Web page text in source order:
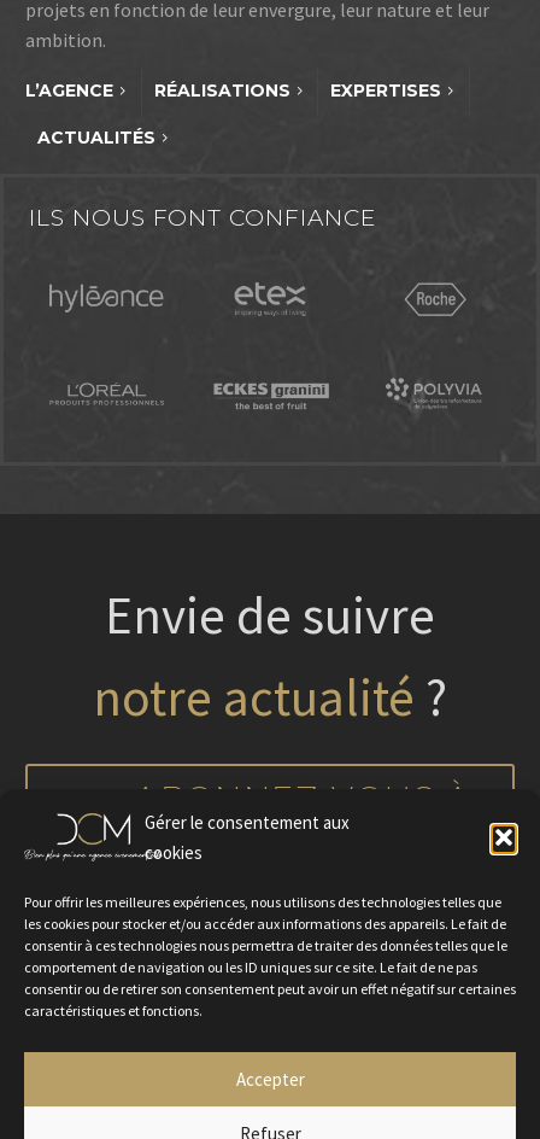
Gérer le consentement aux
cookies
Pour offrir les meilleures expériences, nous utilisons des technologies telles que
les cookies pour stocker et/ou accéder aux informations des appareils. Le fait de
consentir à ces technologies nous permettra de traiter des données telles que le
comportement de navigation ou les ID uniques sur ce site. Le fait de ne pas
consentir ou de retirer son consentement peut avoir un effet négatif sur certaines
caractéristiques et fonctions.
Accepter
Refuser
projets en fonction de leur envergure, leur nature et leur
ambition.
L’AGENCE RÉALISATIONS EXPERTISES
ACTUALITÉS
ILS NOUS FONT CONFIANCE
Envie de suivre
notre actualité
nos projets ?
ABONNEZ-VOUS À
NOTRE NEWSLETTER
Mentions légales
Rejoignez-nous